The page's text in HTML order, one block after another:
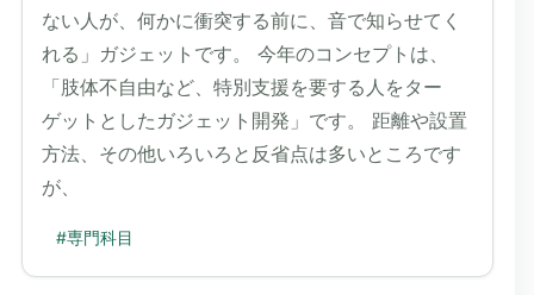
ない人が、何かに衝突する前に、音で知らせてく
れる」ガジェットです。 今年のコンセプトは、
「肢体不自由など、特別支援を要する人をター
ゲットとしたガジェット開発」です。 距離や設置
方法、その他いろいろと反省点は多いところです
が、
#専門科目